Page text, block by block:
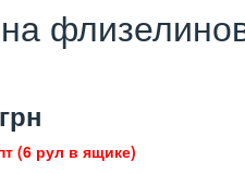
грн
(6 рул в ящике)